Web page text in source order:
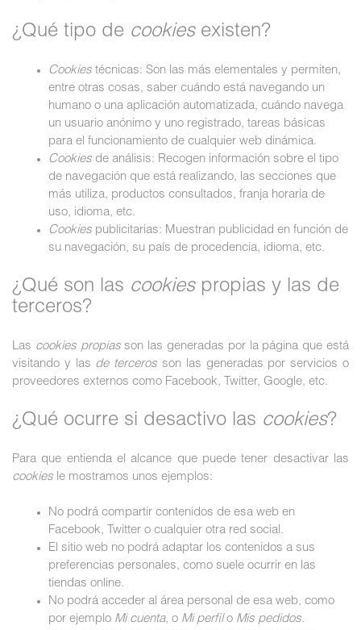
¿Qué tipo de cookiesexisten?
Cookies técnicas: Son las más elementales y permiten,
entre otras cosas, saber cuándo está navegando un
humano o una aplicación automatizada, cuándo navega
un usuario anónimo y uno registrado, tareas básicas
para el funcionamiento de cualquier web dinámica.
Cookies de análisis: Recogen información sobre el tipo
de navegación que está realizando, las secciones que
más utiliza, productos consultados, franja horaria de
uso, idioma, etc.
Cookies publicitarias: Muestran publicidad en función de
su navegación, su país de procedencia, idioma, etc.
¿Qué son las cookiespropias y las de
terceros?
Las cookies propiasson las generadas por la página que está
visitando y las de terceros son las generadas por servicios o
proveedores externos como Facebook, Twitter, Google, etc.
¿Qué ocurre si desactivo las cookies?
Para que entienda el alcance que puede tener desactivar las
cookies le mostramos unos ejemplos:
No podrá compartir contenidos de esa web en
Facebook, Twitter o cualquier otra red social.
El sitio web no podrá adaptar los contenidos a sus
preferencias personales, como suele ocurrir en las
tiendas online.
No podrá acceder al área personal de esa web, como
por ejemplo Mi cuenta, o Mi perfilo Mis pedidos.